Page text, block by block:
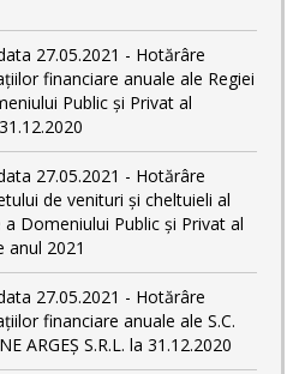
27.05.2021 - Hotărâre
financiare anuale ale Regiei
Public și Privat al
27.05.2021 - Hotărâre
de venituri și cheltuieli al
Domeniului Public și Privat al
anul 2021
27.05.2021 - Hotărâre
financiare anuale ale S.C.
ARGEȘ S.R.L. la 31.12.2020